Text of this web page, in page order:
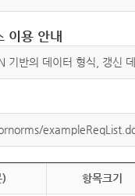
이용 안내
기반의 데이터 형식, 갱신
) 항목크기